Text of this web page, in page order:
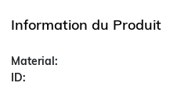
Information du Produit
Material:
ID: